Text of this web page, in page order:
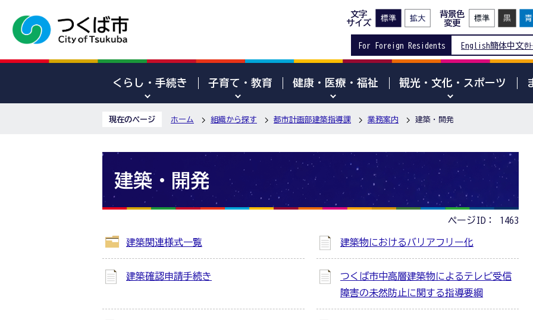
文字
サイズ
背景色
変更
For Foreign Residents English簡体中文
くらし・手続き 子育て・教育 健康・医療・福祉 観光・文化・スポーツ
現在のページ ホーム 組織から探す 都市計画部建築指導課 業務案内 建築・開発
建築・開発
ページID： 1463
建築関連様式一覧 建築物におけるバリアフリー化
建築確認申請手続き
つくば市中高層建築物によるテレビ受信
障害の未然防止に関する指導要綱